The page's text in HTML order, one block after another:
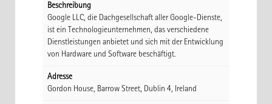
Beschreibung
Google LLC, die Dachgesellschaft aller Google-Dienste,
ist ein Technologieunternehmen, das verschiedene
Dienstleistungen anbietet und sich mit der Entwicklung
von Hardware und Software beschäftigt.
Adresse
Gordon House, Barrow Street, Dublin 4, Ireland